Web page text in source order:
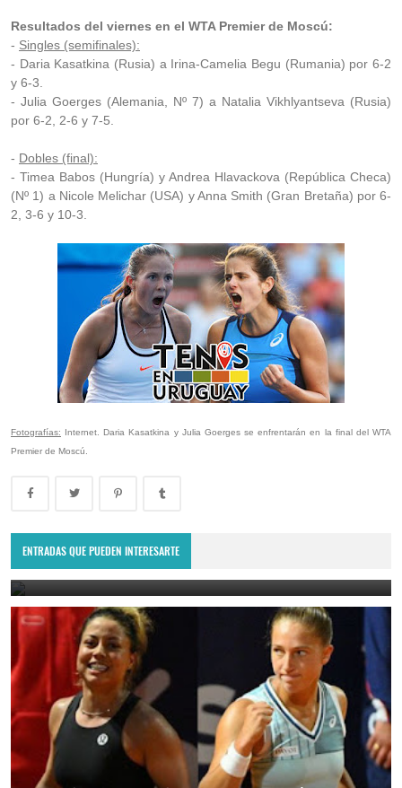
Resultados del viernes en el WTA Premier de Moscú:
- Singles (semifinales):
- Daria Kasatkina (Rusia) a Irina-Camelia Begu (Rumania) por 6-2
y 6-3.
- Julia Goerges (Alemania, Nº 7) a Natalia Vikhlyantseva (Rusia)
por 6-2, 2-6 y 7-5.
- Dobles (final):
- Timea Babos (Hungría) y Andrea Hlavackova (República Checa)
(Nº 1) a Nicole Melichar (USA) y Anna Smith (Gran Bretaña) por 6-
2, 3-6 y 10-3.
Fotografías: Internet. Daria Kasatkina y Julia Goerges se enfrentarán en la final del WTA
Premier de Moscú.
ENTRADAS QUE PUEDEN INTERESARTE
Montevideo Open 2023: Renata Zarazúa es la nueva campeona del
WTA 125 de Uruguay
December 11, 2023